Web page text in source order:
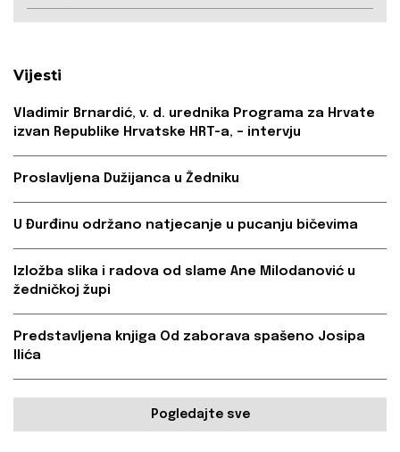
Vijesti
Vladimir Brnardić, v. d. urednika Programa za Hrvate
izvan Republike Hrvatske HRT-a, – intervju
Proslavljena Dužijanca u Žedniku
U Đurđinu održano natjecanje u pucanju bičevima
Izložba slika i radova od slame Ane Milodanović u
žedničkoj župi
Predstavljena knjiga Od zaborava spašeno Josipa
Ilića
Pogledajte sve